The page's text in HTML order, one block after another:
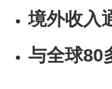
境外收入
与全球80